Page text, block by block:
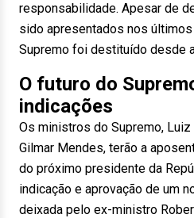
responsabilidade. Apesar de
sido apresentados nos
Supremo foi destituído desde
O futuro do
indicações
Os ministros do Supremo, Luiz
Gilmar Mendes, terão a
do próximo presidente da
indicação e aprovação de um
deixada pelo ex-ministro